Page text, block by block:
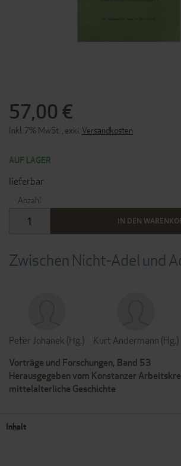
Zwischen Nicht-Adel und
Peter Johanek (Hg.)
Kurt Andermann (Hg.)
Vorträge und Forschungen, Band 53
Herausgegeben vom Konstanzer
mittelalterliche Geschichte
57,00 €
Inkl. 7% MwSt. exkl. Versandkosten
AUF LAGER
lieferbar
Anzahl
IN DEN
Inhalt